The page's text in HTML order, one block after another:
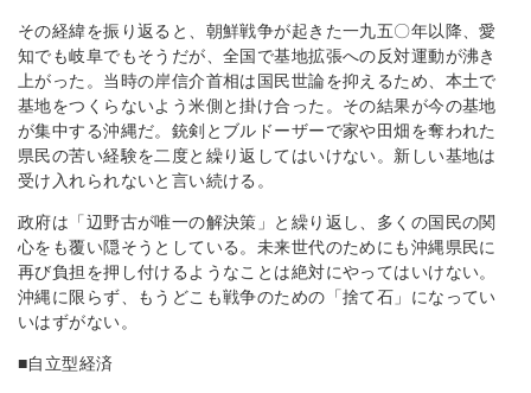
その経緯を振り返ると、朝鮮戦争が起きた一九五〇年以降、愛
知でも岐阜でもそうだが、全国で基地拡張への反対運動が沸き
上がった。当時の岸信介首相は国民世論を抑えるため、本土で
基地をつくらないよう米側と掛け合った。その結果が今の基地
が集中する沖縄だ。銃剣とブルドーザーで家や田畑を奪われた
県民の苦い経験を二度と繰り返してはいけない。新しい基地は
受け入れられないと言い続ける。
政府は「辺野古が唯一の解決策」と繰り返し、多くの国民の関
心をも覆い隠そうとしている。未来世代のためにも沖縄県民に
再び負担を押し付けるようなことは絶対にやってはいけない。
沖縄に限らず、もうどこも戦争のための「捨て石」になってい
いはずがない。
■自立型経済